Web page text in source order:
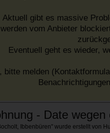
Aktuell gibt es massive
vom Anbieter
Eventuell geht es wieder,
melden
- Date wegen
Ibbenbüren" wurde erstellt von